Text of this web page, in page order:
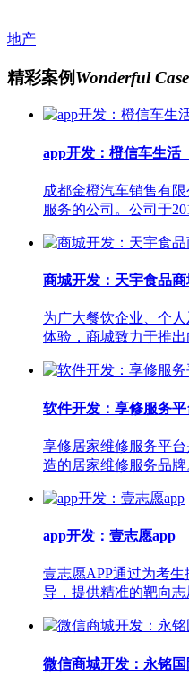
地产
精彩案例Wonderful
app开发：橙信车生活
成都金橙汽车销售有
服务的公司。公司于
商城开发：天宇食品商
为广大餐饮企业、个
体验，商城致力于推
软件开发：享修服务平
享修居家维修服务平
造的居家维修服务品
app开发：壹志愿app
壹志愿APP通过为考
导，提供精准的靶向
微信商城开发：永铭国